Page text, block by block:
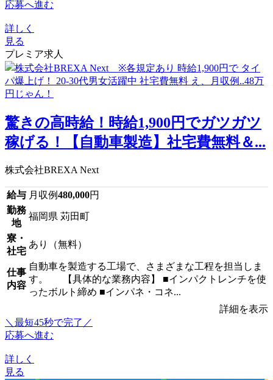
応募へ進む
詳しく
見る
プレミア求人
驚きの高時給！時給1,900円でガツガツ
稼げる！【自動車製造】社宅費無料＆...
株式会社BREXA Next
給与 月収例480,000円
勤務
地
福岡県 苅田町
寮・
社宅
あり（無料）
仕事
内容
自動車を製造する工場で、さまざまな工程を担当しま
す。 【具体的な業務内容】 ■インパクトレンチを使
ったボルト締め ■インパネ・コネ...
詳細を表示
＼最短45秒で完了／
応募へ進む
詳しく
見る